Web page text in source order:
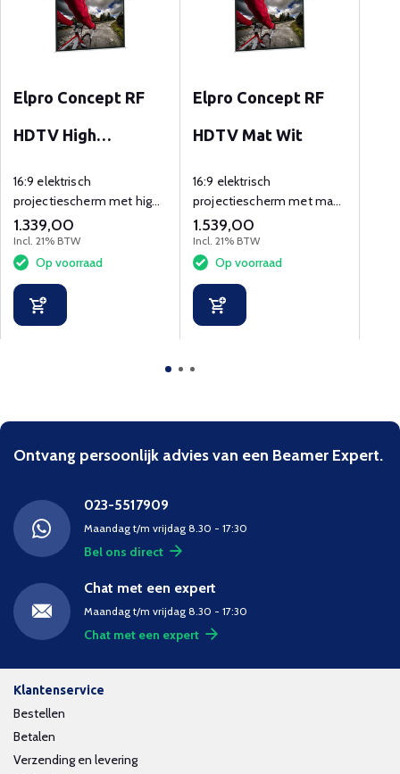
Elpro Concept RF
HDTV High
Contrast
16:9 elektrisch
projectiescherm met high
contrast projectiedoek, 1.1
gain en afstandsbediening.
1.339,00
Incl. 21% BTW
Op voorraad
Elpro Concept RF
HDTV Mat Wit
16:9 elektrisch
projectiescherm met mat
wit projectiedoek, 1.0 gain
en afstandsbediening.
1.539,00
Incl. 21% BTW
Op voorraad
Ontvang persoonlijk advies van een Beamer Expert.
023-5517909
Maandag t/m vrijdag 8.30 - 17:30
Bel ons direct
Chat met een expert
Maandag t/m vrijdag 8.30 - 17:30
Chat met een expert
Klantenservice
Bestellen
Betalen
Verzending en levering